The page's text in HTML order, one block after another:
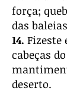
força;
das
14. Fizeste
cabeças
deserto.